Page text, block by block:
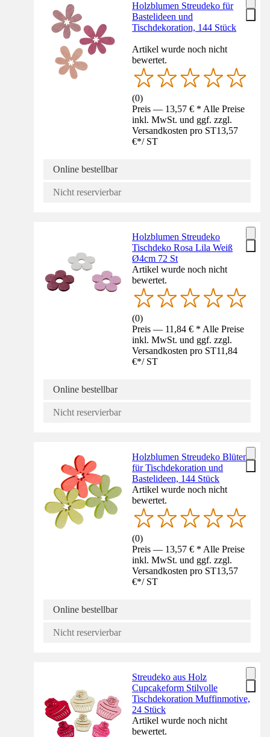
Holzblumen Streudeko für
Bastelideen und
Tischdekoration, 144 Stück
Artikel wurde noch nicht
bewertet.
(0)
Preis — 13,57 € * Alle Preise
inkl. MwSt. und ggf. zzgl.
Versandkosten pro ST13,57
€*/ ST
Online bestellbar
Nicht reservierbar
Holzblumen Streudeko
Tischdeko Rosa Lila Weiß
Ø4cm 72 St
Artikel wurde noch nicht
bewertet.
(0)
Preis — 11,84 € * Alle Preise
inkl. MwSt. und ggf. zzgl.
Versandkosten pro ST11,84
€*/ ST
Online bestellbar
Nicht reservierbar
Holzblumen Streudeko Blüten
für Tischdekoration und
Bastelideen, 144 Stück
Artikel wurde noch nicht
bewertet.
(0)
Preis — 13,57 € * Alle Preise
inkl. MwSt. und ggf. zzgl.
Versandkosten pro ST13,57
€*/ ST
Online bestellbar
Nicht reservierbar
Streudeko aus Holz
Cupcakeform Stilvolle
Tischdekoration Muffinmotive,
24 Stück
Artikel wurde noch nicht
bewertet.